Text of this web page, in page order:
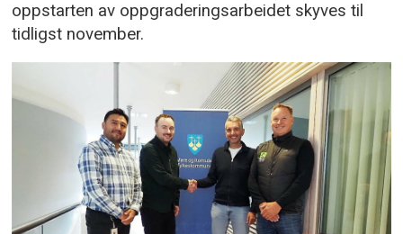
oppstarten av oppgraderingsarbeidet skyves til
tidligst november.